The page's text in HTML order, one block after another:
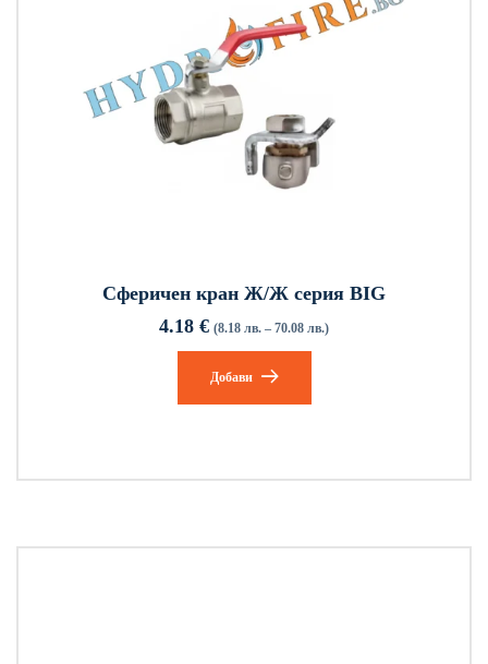
Сферичен кран Ж/Ж серия BIG
4.18 € (8.18 лв. – 70.08 лв.)
Добави